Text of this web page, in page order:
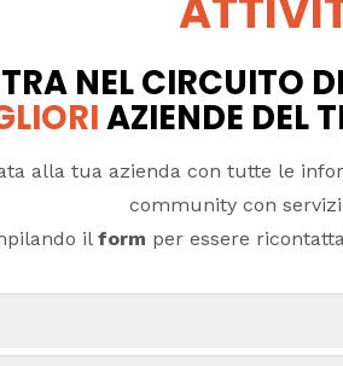
NEL CIRCUITO DI
AZIENDE DEL
alla tua azienda con tutte le
community con servizi
il form per essere